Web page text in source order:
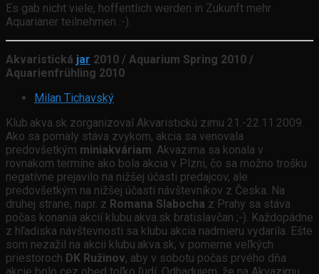
Es gab nicht viele, hoffentlich werden in Zukunft mehr
Aquarianer teilnehmen :-).
Akvaristická jar 2010 / Aquarium Spring 2010 /
Aquarienfrühling 2010
Milan Tichavský
Klub.akva.sk zorganizoval Akvaristickú zimu 21.-22.11.2009.
Ako sa pomaly stáva zvykom, akcia sa venovala
predovšetkým miniakváriam. Akvazima sa konala v
rovnakom termíne ako bola akcia v Plzni, čo sa možno trošku
negatívne prejavilo na nižšej účasti predajcov, ale
predovšetkým na nižšej účasti návštevníkov z Česka. Na
druhej strane, napr. z Romana Slabocha z Prahy sa stáva
počas konania akcií klubu.akva.sk bratislavčan ;-). Každopádne
z hľadiska návštevnosti sa klubu akcia nadmieru vydarila. Ešte
som nezažil na akcii klubu.akva.sk, v pomerne veľkých
priestoroch DK Ružinov, aby v sobotu počas prvého dňa